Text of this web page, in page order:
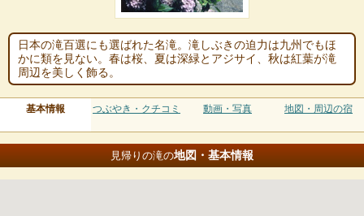
日本の滝百選にも選ばれた名滝。滝しぶきの迫力は九州でもほ
かに類を見ない。春は桜、夏は深緑とアジサイ、秋は紅葉が滝
周辺を美しく飾る。
基本情報 つぶやき・クチコミ 動画・写真 地図・周辺の宿
見帰りの滝の地図・基本情報